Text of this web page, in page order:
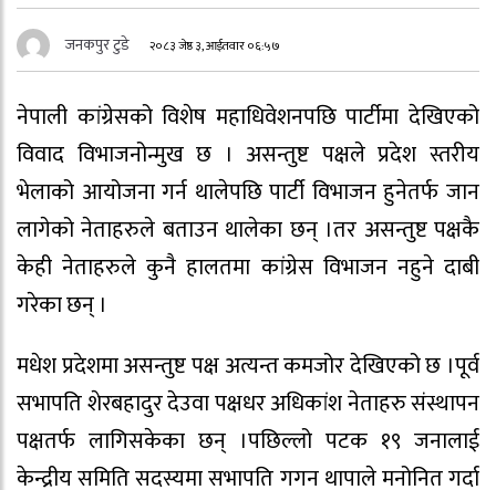
जनकपुर टुडे २०८३ जेष्ठ ३, आईतवार ०६:५७
नेपाली कांग्रेसको विशेष महाधिवेशनपछि पार्टीमा देखिएको
विवाद विभाजनोन्मुख छ । असन्तुष्ट पक्षले प्रदेश स्तरीय
भेलाको आयोजना गर्न थालेपछि पार्टी विभाजन हुनेतर्फ जान
लागेको नेताहरुले बताउन थालेका छन् ।तर असन्तुष्ट पक्षकै
केही नेताहरुले कुनै हालतमा कांग्रेस विभाजन नहुने दाबी
गरेका छन् ।
मधेश प्रदेशमा असन्तुष्ट पक्ष अत्यन्त कमजोर देखिएको छ ।पूर्व
सभापति शेरबहादुर देउवा पक्षधर अधिकांश नेताहरु संस्थापन
पक्षतर्फ लागिसकेका छन् ।पछिल्लो पटक १९ जनालाई
केन्द्रीय समिति सदस्यमा सभापति गगन थापाले मनोनित गर्दा